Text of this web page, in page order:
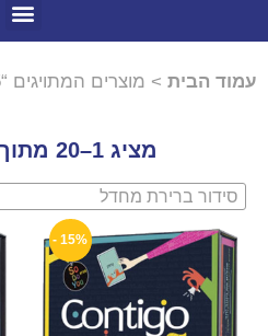
עמוד הבית > מוצרים המתויגים “15+”
מציג 1–20 מתוך 29 תוצאות
15% -